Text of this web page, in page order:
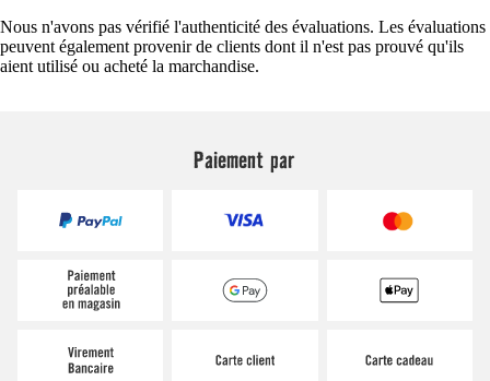
Nous n'avons pas vérifié l'authenticité des évaluations. Les évaluations
peuvent également provenir de clients dont il n'est pas prouvé qu'ils
aient utilisé ou acheté la marchandise.
Paiement par